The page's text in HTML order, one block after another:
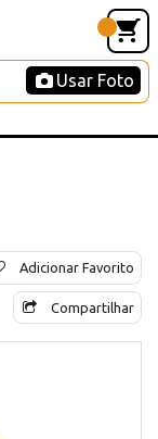
Usar Foto
Adicionar Favorito
Compartilhar